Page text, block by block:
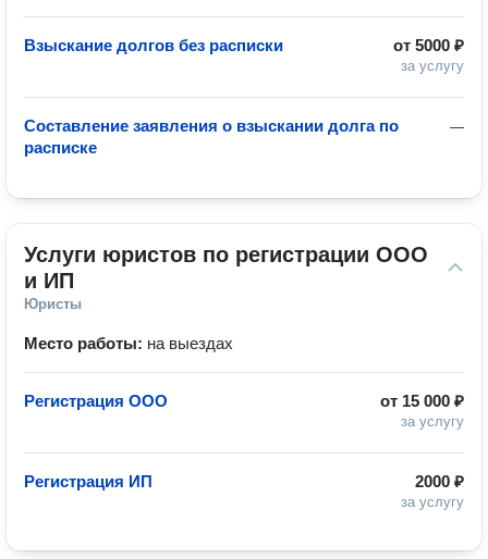
от 5000 ₽
за услугу
Взыскание долгов без расписки
—
Составление заявления о взыскании долга по
расписке
Услуги юристов по регистрации ООО
и ИП
Юристы
Место работы: на выездах
от 15 000 ₽
за услугу
Регистрация ООО
2000 ₽
за услугу
Регистрация ИП